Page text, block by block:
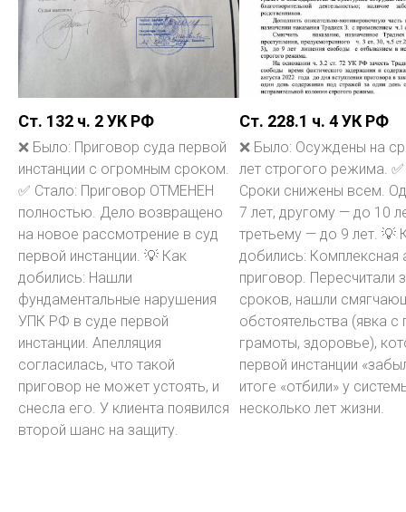
Ст. 132 ч. 2 УК РФ
❌ Было: Приговор суда первой
инстанции с огромным сроком.
✅ Стало: Приговор ОТМЕНЕН
полностью. Дело возвращено
на новое рассмотрение в суд
первой инстанции. 💡 Как
добились: Нашли
фундаментальные нарушения
УПК РФ в суде первой
инстанции. Апелляция
согласилась, что такой
приговор не может устоять, и
снесла его. У клиента появился
второй шанс на защиту.
Ст. 228.1 ч. 4 УК РФ
❌ Было: Осуждены на
лет строгого режима.
Сроки снижены всем.
7 лет, другому — до 10
третьему — до 9 лет. 💡
добились: Комплексная
приговор. Пересчитали
сроков, нашли
обстоятельства (явка с
грамоты, здоровье),
первой инстанции
итоге «отбили» у
несколько лет жизни.